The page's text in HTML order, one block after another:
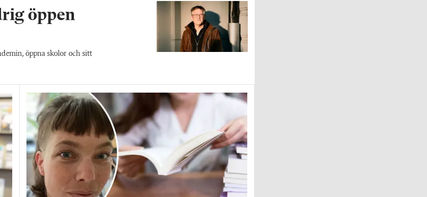
öppen
öppna skolor och sitt